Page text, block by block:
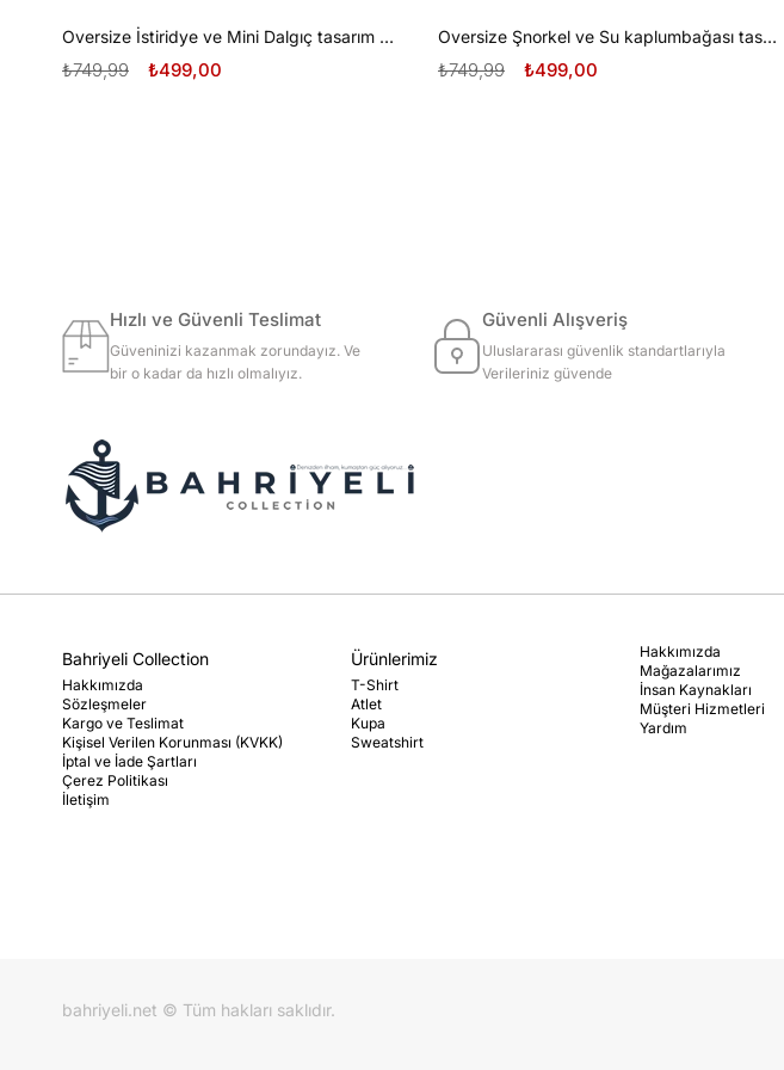
Oversize İstiridye ve Mini Dalgıç tasarım unisex T-shirt
₺499,00
₺749,99
Oversize Şnorkel ve Su kaplumbağası tasarım unisex T-shirt
₺499,00
₺749,99
Hızlı ve Güvenli Teslimat
Güveninizi kazanmak zorundayız. Ve
bir o kadar da hızlı olmalıyız.
Güvenli Alışveriş
Uluslararası güvenlik standartlarıyla
Verileriniz güvende
Bahriyeli Collection
Hakkımızda
Sözleşmeler
Kargo ve Teslimat
Kişisel Verilen Korunması (KVKK)
İptal ve İade Şartları
Çerez Politikası
İletişim
Ürünlerimiz
T-Shirt
Atlet
Kupa
Sweatshirt
Hakkımızda
Mağazalarımız
İnsan Kaynakları
Müşteri Hizmetleri
Yardım
bahriyeli.net © Tüm hakları saklıdır.